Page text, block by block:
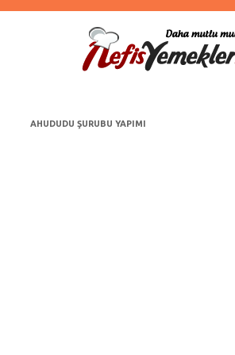
AHUDUDU ŞURUBU YAPIMI